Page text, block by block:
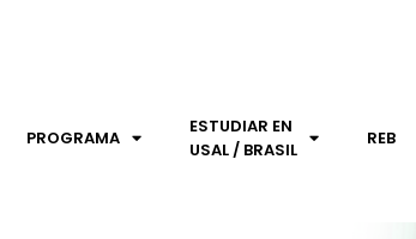
PROGRAMA
ESTUDIAR EN
USAL / BRASIL
REB